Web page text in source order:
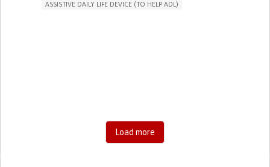
ASSISTIVE DAILY LIFE DEVICE (TO HELP ADL)
Load more